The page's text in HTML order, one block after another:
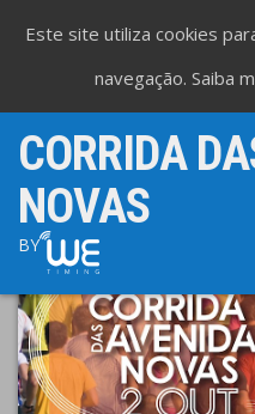
CORRIDA
NOVAS
BY
Este site utiliza cookies
navegação. Saiba